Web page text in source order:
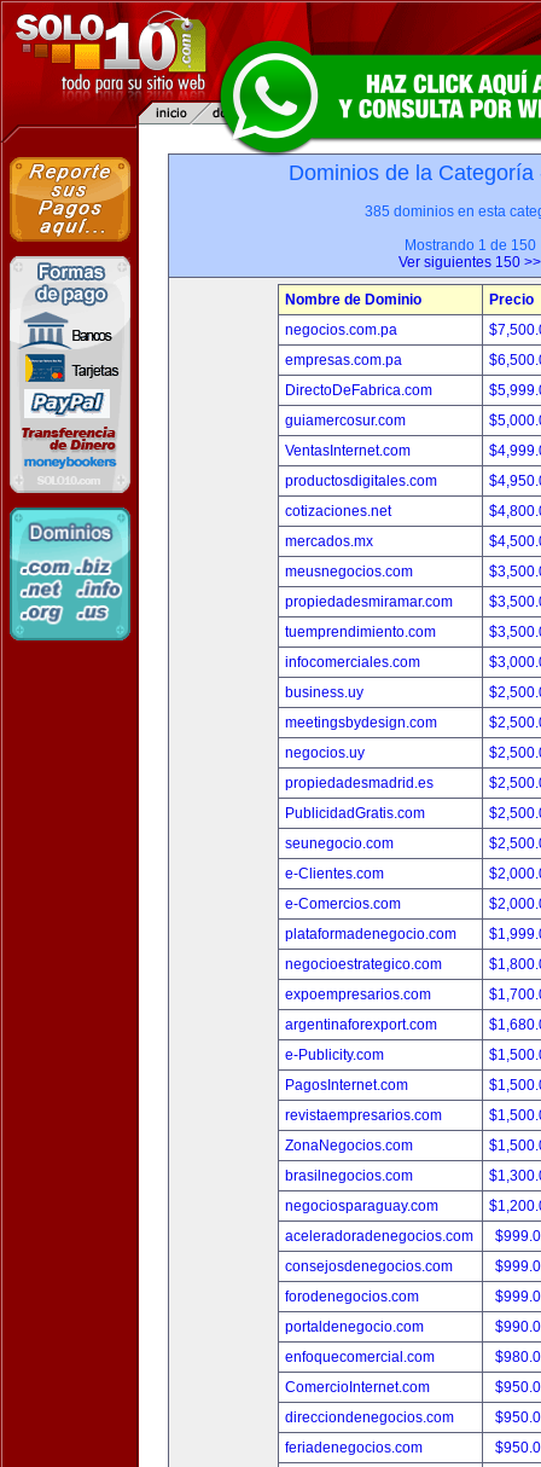
Dominios de la
385 dominios en esta
Mostrando 1 de 150
Ver siguientes 150 >>
Nombre de Dominio
Precio
negocios.com.pa
empresas.com.pa
DirectoDeFabrica.com
guiamercosur.com
VentasInternet.com
productosdigitales.com
cotizaciones.net
mercados.mx
meusnegocios.com
propiedadesmiramar.com
tuemprendimiento.com
infocomerciales.com
business.uy
meetingsbydesign.com
negocios.uy
propiedadesmadrid.es
PublicidadGratis.com
seunegocio.com
e-Clientes.com
e-Comercios.com
plataformadenegocio.com
negocioestrategico.com
expoempresarios.com
argentinaforexport.com
e-Publicity.com
PagosInternet.com
revistaempresarios.com
ZonaNegocios.com
brasilnegocios.com
negociosparaguay.com
aceleradoradenegocios.com
consejosdenegocios.com
forodenegocios.com
portaldenegocio.com
enfoquecomercial.com
ComercioInternet.com
direcciondenegocios.com
feriadenegocios.com